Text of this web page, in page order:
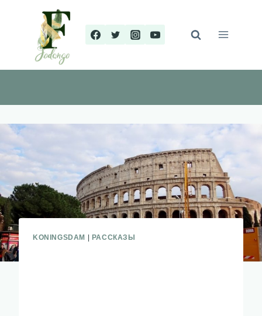
содержимому
KONINGSDAM РАССКАЗЫ